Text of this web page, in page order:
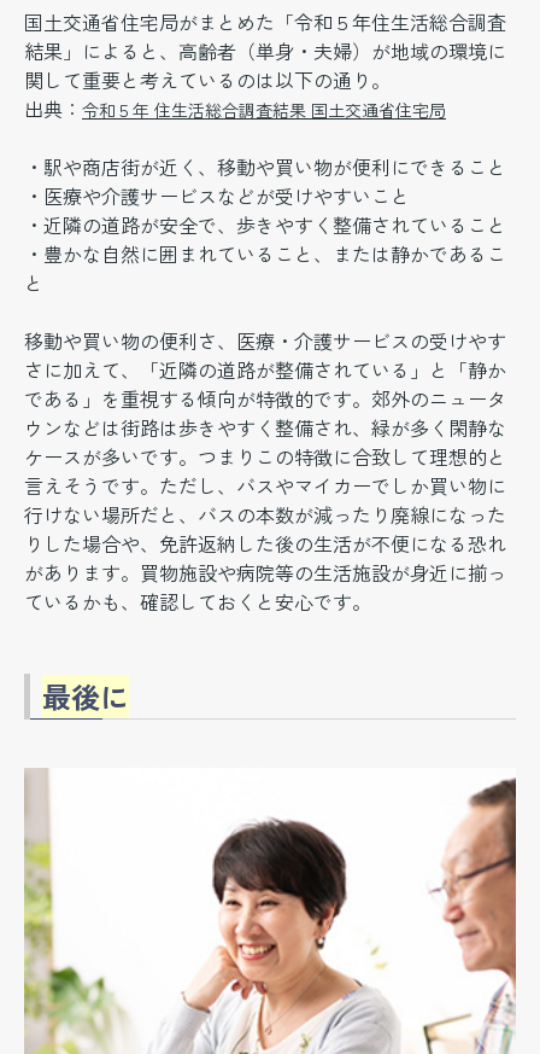
国土交通省住宅局がまとめた「令和５年住生活総合調査
結果」によると、高齢者（単身・夫婦）が地域の環境に
関して重要と考えているのは以下の通り。
出典： 令和５年 住生活総合調査結果 国土交通省住宅局
・駅や商店街が近く、移動や買い物が便利にできること
・医療や介護サービスなどが受けやすいこと
・近隣の道路が安全で、歩きやすく整備されていること
・豊かな自然に囲まれていること、または静かであるこ
と
移動や買い物の便利さ、医療・介護サービスの受けやす
さに加えて、「近隣の道路が整備されている」と「静か
である」を重視する傾向が特徴的です。郊外のニュータ
ウンなどは街路は歩きやすく整備され、緑が多く閑静な
ケースが多いです。つまりこの特徴に合致して理想的と
言えそうです。ただし、バスやマイカーでしか買い物に
行けない場所だと、バスの本数が減ったり廃線になった
りした場合や、免許返納した後の生活が不便になる恐れ
があります。買物施設や病院等の生活施設が身近に揃っ
ているかも、確認しておくと安心です。
最後に